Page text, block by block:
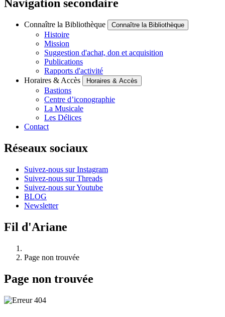
Navigation secondaire
Connaître la Bibliothèque Connaître la Bibliothèque
Histoire
Mission
Suggestion d'achat, don et acquisition
Publications
Rapports d'activité
Horaires & Accès
Horaires & Accès
Bastions
Centre d’iconographie
La Musicale
Les Délices
Contact
Réseaux sociaux
Suivez-nous sur Instagram
Suivez-nous sur Threads
Suivez-nous sur Youtube
BLOG
Newsletter
Fil d'Ariane
Page non trouvée
Page non trouvée